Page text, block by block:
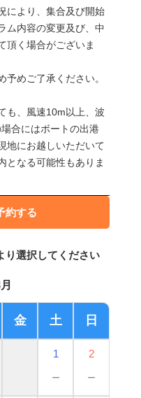
により、集合及び開始
ム内容の変更及び、中
頂く場合がございま
予めご了承ください。
も、風速10m以上、波
合にはボートの出港
地にお越しいただいて
となる可能性もありま
約する
り選択してください
金 土 日
1
－
2
－